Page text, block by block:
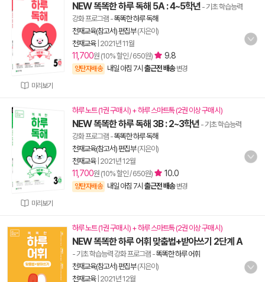
미리보기
NEW 똑똑한 하루 독해 5A : 4~5학년 - 기초 학습능력
강화 프로그램 -똑똑한 하루 독해
천재교육(참고서) 편집부(지은이)
천재교육| 2021년 11월
11,700원 (10% 할인 / 650원) 9.8
양탄자배송 내일 아침 7시 출근전 배송 변경
미리보기
하루 노트 (1권 구매 시) + 하루 스마트톡 (2권 이상 구매 시)
NEW 똑똑한 하루 독해 3B : 2~3학년 - 기초 학습능력
강화 프로그램 -똑똑한 하루 독해
천재교육(참고서) 편집부(지은이)
천재교육| 2021년 12월
11,700원 (10% 할인 / 650원) 10.0
양탄자배송 내일 아침 7시 출근전 배송 변경
하루 노트 (1권 구매 시) + 하루 스마트톡 (2권 이상 구매 시)
NEW 똑똑한 하루 어휘 맞춤법+받아쓰기 2단계 A
- 기초 학습능력 강화 프로그램 -똑똑한 하루 어휘
천재교육(참고서) 편집부(지은이)
천재교육| 2021년 12월